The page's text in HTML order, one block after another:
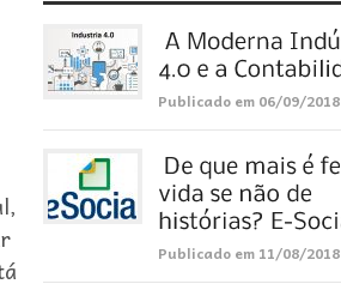
Publicado em 06/09/2018
Publicado em 11/08/2018